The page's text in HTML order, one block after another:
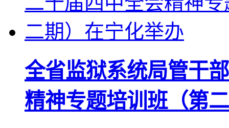
全省监狱系统局管干
精神专题培训班（第